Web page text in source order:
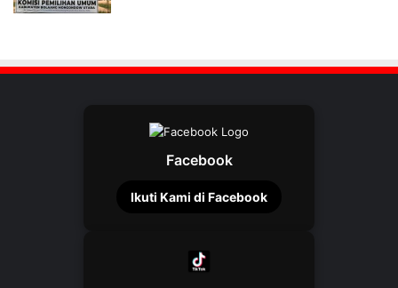
Facebook
Ikuti Kami di Facebook